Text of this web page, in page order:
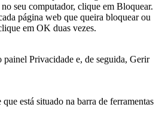
seu computador, clique em Bloquear.
página web que queira bloquear ou
em OK duas vezes.
Privacidade e, de seguida, Gerir
está situado na barra de ferramentas